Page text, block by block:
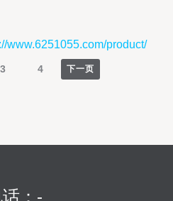
www.6251055.com/product/
3 4 下一页
：-